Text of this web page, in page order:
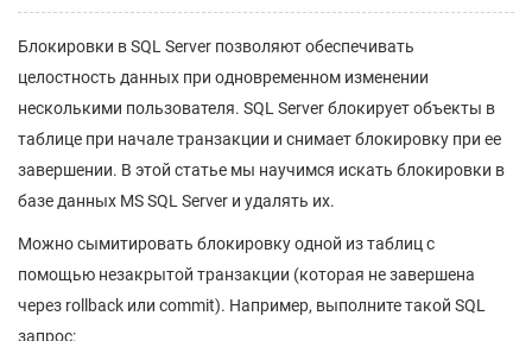
Блокировки в SQL Server позволяют обеспечивать
целостность данных при одновременном изменении
несколькими пользователя. SQL Server блокирует объекты в
таблице при начале транзакции и снимает блокировку при ее
завершении. В этой статье мы научимся искать блокировки в
базе данных MS SQL Server и удалять их.
Можно сымитировать блокировку одной из таблиц с
помощью незакрытой транзакции (которая не завершена
через rollback или commit). Например, выполните такой SQL
запрос: